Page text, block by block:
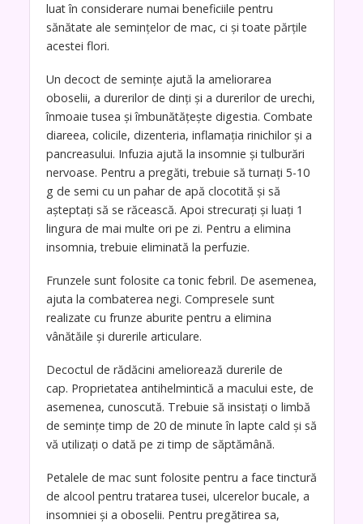
luat în considerare numai beneficiile pentru
sănătate ale semințelor de mac, ci și toate părțile
acestei flori.
Un decoct de semințe ajută la ameliorarea
oboselii, a durerilor de dinți și a durerilor de urechi,
înmoaie tusea și îmbunătățește digestia. Combate
diareea, colicile, dizenteria, inflamația rinichilor și a
pancreasului. Infuzia ajută la insomnie și tulburări
nervoase. Pentru a pregăti, trebuie să turnați 5-10
g de semi cu un pahar de apă clocotită și să
așteptați să se răcească. Apoi strecurați și luați 1
lingura de mai multe ori pe zi. Pentru a elimina
insomnia, trebuie eliminată la perfuzie.
Frunzele sunt folosite ca tonic febril. De asemenea,
ajuta la combaterea negi. Compresele sunt
realizate cu frunze aburite pentru a elimina
vânătăile și durerile articulare.
Decoctul de rădăcini ameliorează durerile de
cap. Proprietatea antihelmintică a macului este, de
asemenea, cunoscută. Trebuie să insistați o limbă
de semințe timp de 20 de minute în lapte cald și să
vă utilizați o dată pe zi timp de săptămână.
Petalele de mac sunt folosite pentru a face tinctură
de alcool pentru tratarea tusei, ulcerelor bucale, a
insomniei și a oboselii. Pentru pregătirea sa,